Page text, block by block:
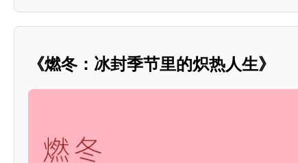
《燃冬：冰封季节里的炽热人生》